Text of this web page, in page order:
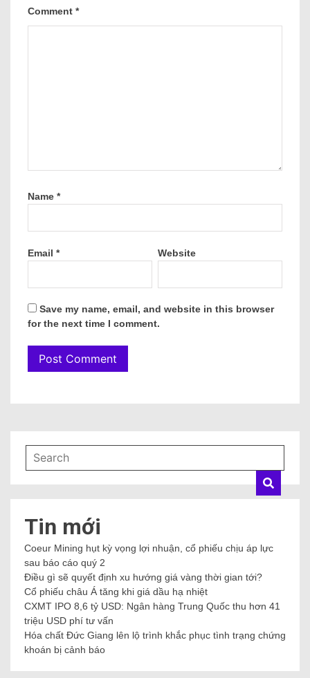
Comment *
Name *
Email * Website
Save my name, email, and website in this browser
for the next time I comment.
Tin mới
Coeur Mining hụt kỳ vọng lợi nhuận, cổ phiếu chịu áp lực
sau báo cáo quý 2
Điều gì sẽ quyết định xu hướng giá vàng thời gian tới?
Cổ phiếu châu Á tăng khi giá dầu hạ nhiệt
CXMT IPO 8,6 tỷ USD: Ngân hàng Trung Quốc thu hơn 41
triệu USD phí tư vấn
Hóa chất Đức Giang lên lộ trình khắc phục tình trạng chứng
khoán bị cảnh báo